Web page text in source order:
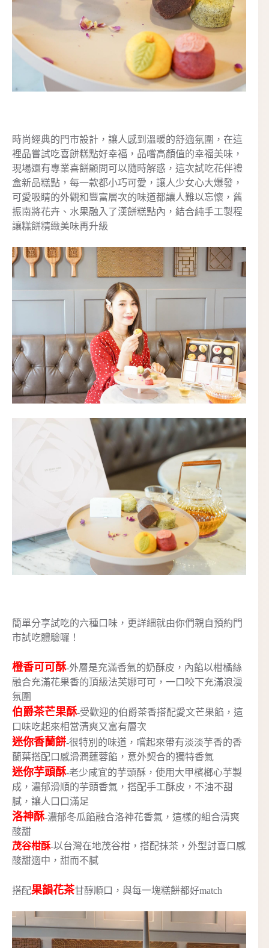
時尚經典的門市設計，讓人感到溫暖的舒適氛圍，在這
裡品嘗試吃喜餅糕點好幸福，品嚐高顏值的幸福美味，
現場還有專業喜餅顧問可以隨時解惑，這次試吃花伴禮
盒新品糕點，每一款都小巧可愛，讓人少女心大爆發，
可愛吸睛的外觀和豐富層次的味道都讓人難以忘懷，舊
振南將花卉、水果融入了漢餅糕點內，結合純手工製程
讓糕餅精緻美味再升級
簡單分享試吃的六種口味，更詳細就由你們親自預約門
市試吃體驗囉！
橙香可可酥-外層是充滿香氣的奶酥皮，內餡以柑橘絲
融合充滿花果香的頂級法芙娜可可，一口咬下充滿浪漫
氛圍
伯爵茶芒果酥-受歡迎的伯爵茶香搭配愛文芒果餡，這
口味吃起來相當清爽又富有層次
迷你香蘭餅-很特別的味道，嚐起來帶有淡淡芋香的香
蘭葉搭配口感滑潤蓮蓉餡，意外契合的獨特香氣
迷你芋頭酥-老少咸宜的芋頭酥，使用大甲檳榔心芋製
成，濃郁滑順的芋頭香氣，搭配手工酥皮，不油不甜
膩，讓人口口滿足
洛神酥-濃郁冬瓜餡融合洛神花香氣，這樣的組合清爽
酸甜
茂谷柑酥-以台灣在地茂谷柑，搭配抹茶，外型討喜口感
酸甜適中，甜而不膩
搭配果韻花茶甘醇順口，與每一塊糕餅都好match